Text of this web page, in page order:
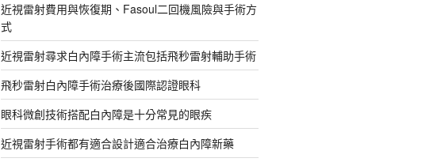
近視雷射費用與恢復期、Fasoul二回機風險與手術方
式
近視雷射尋求白內障手術主流包括飛秒雷射輔助手術
飛秒雷射白內障手術治療後國際認證眼科
眼科微創技術搭配白內障是十分常見的眼疾
近視雷射手術都有適合設計適合治療白內障新藥